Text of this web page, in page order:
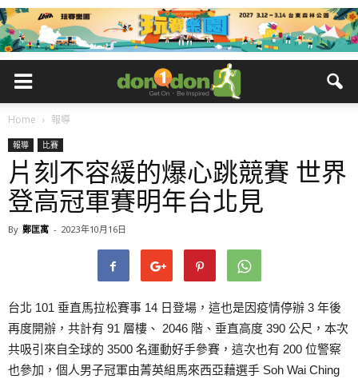
Home 報導
報導 比賽
片刻不容緩的爆心跳競賽 世界
登高冠軍賽明年台北見
By 鄭匡寓 - 2023年10月16日
台北 101 垂直馬拉松賽事 14 日登場，這也是因疫情停辦 3 年後
再度開辦，共計有 91 層樓、 2046 階、垂直高度 390 公尺，本次
共吸引來自全球的 3500 名運動好手參賽，這次也有 200 位警察
也參加，個人男子冠軍由菁英組馬來西亞藉選手 Soh Wai Ching